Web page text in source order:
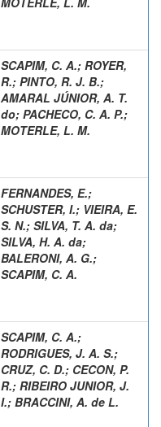
SCAPIM, C. A.; ROYER,
R.; PINTO, R. J. B.;
AMARAL JÚNIOR, A. T.
do; PACHECO, C. A. P.;
MOTERLE, L. M.
FERNANDES, E.;
SCHUSTER, I.; VIEIRA, E.
S. N.; SILVA, T. A. da;
SILVA, H. A. da;
BALERONI, A. G.;
SCAPIM, C. A.
SCAPIM, C. A.;
RODRIGUES, J. A. S.;
CRUZ, C. D.; CECON, P.
R.; RIBEIRO JUNIOR, J.
I.; BRACCINI, A. de L.